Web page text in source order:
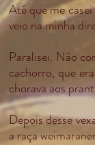
Até que me
veio na minha
Paralisei. Não
cachorro, que
chorava aos
Depois desse
a raça